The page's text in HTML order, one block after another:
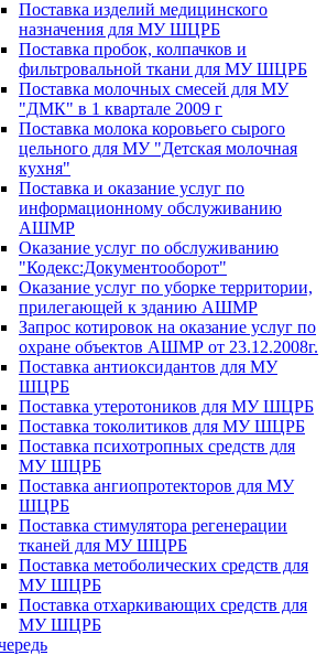
Поставка изделий медицинского
назначения для МУ ШЦРБ
Поставка пробок, колпачков и
фильтровальной ткани для МУ ШЦРБ
Поставка молочных смесей для МУ
"ДМК" в 1 квартале 2009 г
Поставка молока коровьего сырого
цельного для МУ "Детская молочная
кухня"
Поставка и оказание услуг по
информационному обслуживанию
АШМР
Оказание услуг по обслуживанию
"Кодекс:Документооборот"
Оказание услуг по уборке территории,
прилегающей к зданию АШМР
Запрос котировок на оказание услуг по
охране объектов АШМР от 23.12.2008г.
Поставка антиоксидантов для МУ
ШЦРБ
Поставка утеротоников для МУ ШЦРБ
Поставка токолитиков для МУ ШЦРБ
Поставка психотропных средств для
МУ ШЦРБ
Поставка ангиопротекторов для МУ
ШЦРБ
Поставка стимулятора регенерации
тканей для МУ ШЦРБ
Поставка метоболических средств для
МУ ШЦРБ
Поставка отхаркивающих средств для
МУ ШЦРБ